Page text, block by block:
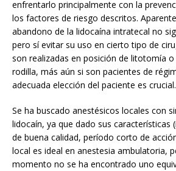
enfrentarlo principalmente con la
los factores de riesgo descritos.
abandono de la lidocaína intratecal no
pero sí evitar su uso en cierto tipo de
son realizadas en posición de litotomía
rodilla, más aún si son pacientes de
adecuada elección del paciente es crucial.
Se ha buscado anestésicos locales con
lidocaín, ya que dado sus características
de buena calidad, período corto de
local es ideal en anestesia ambulatoria,
momento no se ha encontrado uno